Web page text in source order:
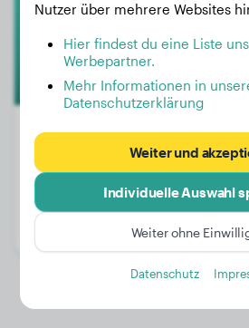
Gewicht:
Alter:
Nutzer über mehrere Websites
Hier findest du eine Liste
Werbepartner.
Mehr Informationen in
Datenschutzerklärung
Weiter und
Individuelle Auswahl
Weiter ohne
Datenschutz